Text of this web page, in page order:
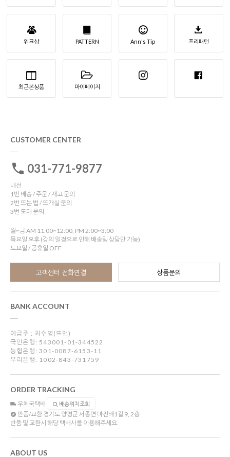
워크샵 PATTERN Ann's Tip 프리패턴
최근본상품 마이페이지
CUSTOMER CENTER
031-771-9877
내선
1번 배송 / 주문 / 재고 문의
2번 뜨는 법 / 뜨개실 문의
3번 도매 문의
월~금 AM 11:00~12:00, PM 2:00~3:00
목요일 오후 (강의 일정으로 인해 배송팀 상담만 가능)
토요일 / 공휴일 OFF
고객센터 전화연결 상품문의
BANK ACCOUNT
예금주 : 최수영(뜨앤)
국민은행: 543001-01-344522
농협은행: 301-0087-6153-11
우리은행: 1002-843-731759
ORDER TRACKING
우체국택배 배송위치조회
반품/교환 경기도 양평군 서종면 마진배1길 9, 2층
반품 및 교환시 해당 택배사를 이용해주세요.
ABOUT US